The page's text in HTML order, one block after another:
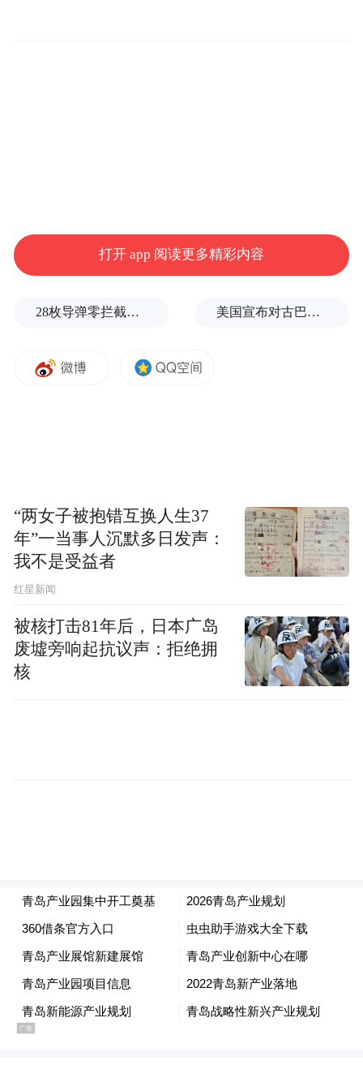
项目建成后，将打造数字经济发展新生态，
为争创上合工业互联网国际化特色先导区夯
园区现已落户华为云山东节点数据中心、浪
“特别声明：以上作品内容(包括在内的视频、图片或音
频)为凤凰网旗下自媒体平台“大风号”用户上传并发
布，本平台仅提供信息存储空间服务。
Notice: The content above (including the videos,
pictures and audios if any) is uploaded and posted
platform and merely provides information storage
space services.”
打开 app 阅读更多精彩内容
28枚导弹零拦截！基辅防空失灵，西方靠不住了 美国宣布对古巴实施新一轮制裁
“两女子被抱错互换人生37
年”一当事人沉默多日发声：
我不是受益者
红星新闻
被核打击81年后，日本广岛
废墟旁响起抗议声：拒绝拥
核